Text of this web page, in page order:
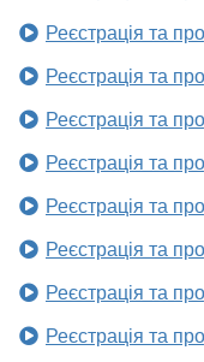
Реєстрація та
Реєстрація та
Реєстрація та
Реєстрація та
Реєстрація та
Реєстрація та
Реєстрація та
Реєстрація та